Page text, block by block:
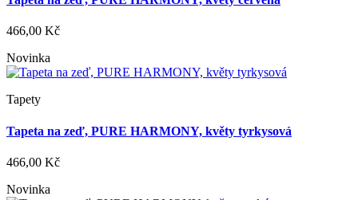
466,00 Kč
Novinka
Tapety
Tapeta na zeď, PURE HARMONY, květy tyrkysová
466,00 Kč
Novinka